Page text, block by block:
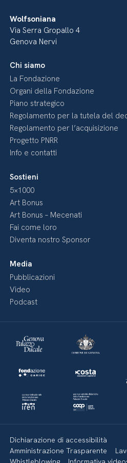
Wolfsoniana
Via Serra Gropallo 4
Genova Nervi
Chi siamo
La Fondazione
Organi della Fondazione
Piano strategico
Regolamento per la tutela del
Regolamento per l’acquisizione
Progetto PNRR
Info e contatti
Sostieni
5×1000
Art Bonus
Art Bonus – Mecenati
Fai come loro
Diventa nostro Sponsor
Media
Pubblicazioni
Video
Podcast
Dichiarazione di accessibilità
Amministrazione Trasparente